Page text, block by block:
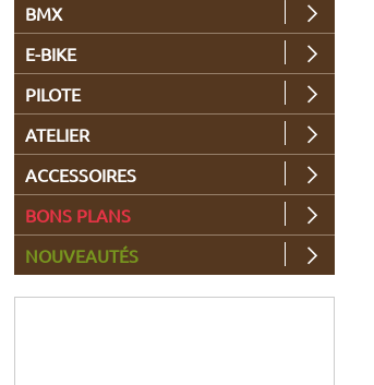
BMX
E-BIKE
PILOTE
ATELIER
ACCESSOIRES
BONS PLANS
NOUVEAUTÉS